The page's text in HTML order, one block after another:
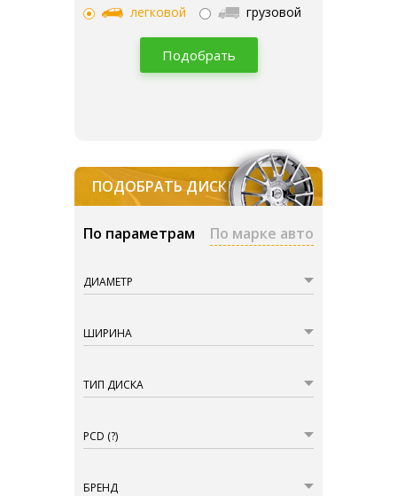
легковой грузовой
Подобрать
ПОДОБРАТЬ ДИСКИ
По параметрам По марке авто
ДИАМЕТР
ШИРИНА
ТИП ДИСКА
PCD (?)
БРЕНД